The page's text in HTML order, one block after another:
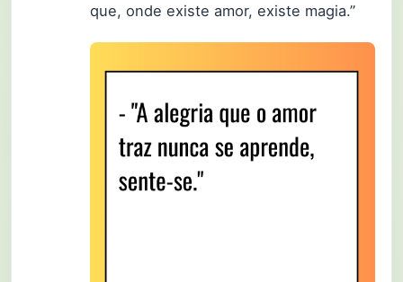
que, onde existe amor, existe magia.”